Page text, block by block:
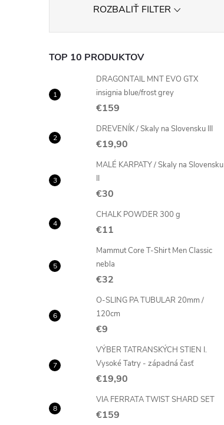
n
e
l
ROZBALIŤ FILTER
TOP 10 PRODUKTOV
DRAGONTAIL MNT EVO GTX
insignia blue/frost grey
€159
DREVENÍK / Skaly na Slovensku III
€19,90
MALÉ KARPATY / Skaly na Slovensku
II
€30
CHALK POWDER 300 g
€11
Mammut Core T-Shirt Men Classic
nebla
€32
O-SLING PA TUBULAR 20mm /
120cm
€9
VÝBER TATRANSKÝCH STIEN I.
Vysoké Tatry - západná časť
€19,90
VIA FERRATA TWIST SHARD SET
€159